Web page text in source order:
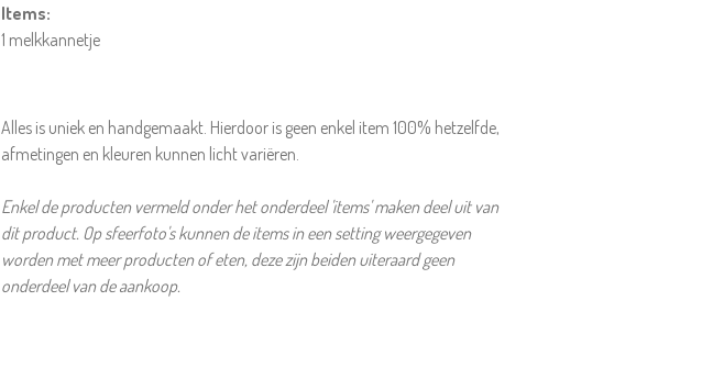
Items:
1 melkkannetje
Alles is uniek en handgemaakt. Hierdoor is geen enkel item 100% hetzelfde,
afmetingen en kleuren kunnen licht variëren.
Enkel de producten vermeld onder het onderdeel 'items' maken deel uit van
dit product. Op sfeerfoto's kunnen de items in een setting weergegeven
worden met meer producten of eten, deze zijn beiden uiteraard geen
onderdeel van de aankoop.